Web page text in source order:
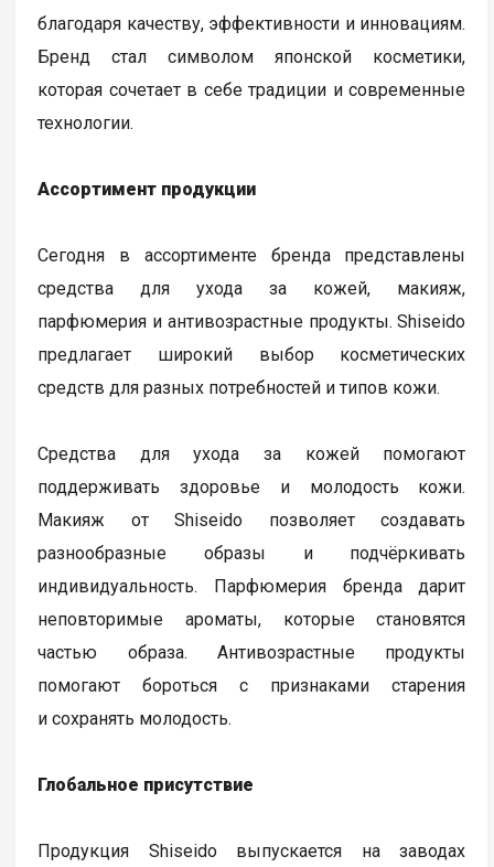
благодаря качеству, эффективности и инновациям.
Бренд стал символом японской косметики,
которая сочетает в себе традиции и современные
технологии.
Ассортимент продукции
Сегодня в ассортименте бренда представлены
средства для ухода за кожей, макияж,
парфюмерия и антивозрастные продукты. Shiseido
предлагает широкий выбор косметических
средств для разных потребностей и типов кожи.
Средства для ухода за кожей помогают
поддерживать здоровье и молодость кожи.
Макияж от Shiseido позволяет создавать
разнообразные образы и подчёркивать
индивидуальность. Парфюмерия бренда дарит
неповторимые ароматы, которые становятся
частью образа. Антивозрастные продукты
помогают бороться с признаками старения
и сохранять молодость.
Глобальное присутствие
Продукция Shiseido выпускается на заводах